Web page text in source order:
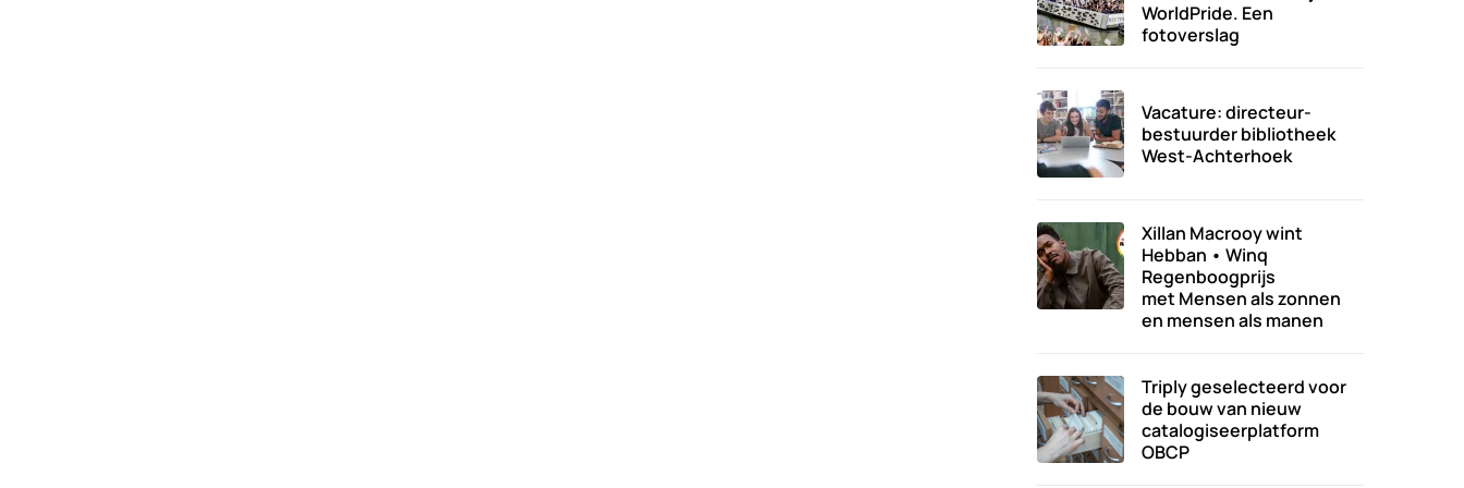
WorldPride. Een
fotoverslag
Vacature: directeur-
bestuurder bibliotheek
West-Achterhoek
Xillan Macrooy wint
Hebban • Winq
Regenboogprijs
met Mensen als zonnen
en mensen als manen
Triply geselecteerd voor
de bouw van nieuw
catalogiseerplatform
OBCP